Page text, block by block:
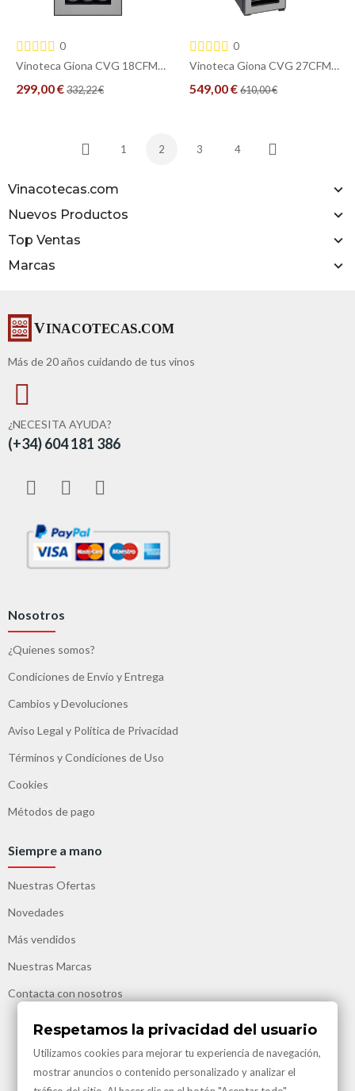
Vinacotecas.com
Nuevos Productos
Top Ventas
Marcas
0
Vinoteca Giona CVG 18CFM – 18 Botellas, Compresor, Baldas de Madera
299,00 €332,22 €
0
Vinoteca Giona CVG 27CFM 2T – 27 Botellas, Compresor, Doble Temperatura, Baldas de Madera
549,00 €610,00 €
Anterior
1 2 3 4
Siguiente
Más de 20 años cuidando de tus vinos
¿NECESITA AYUDA?
(+34) 604 181 386
Nosotros
¿Quienes somos?
Condiciones de Envío y Entrega
Cambios y Devoluciones
Aviso Legal y Política de Privacidad
Términos y Condiciones de Uso
Cookies
Métodos de pago
Siempre a mano
Nuestras Ofertas
Novedades
Más vendidos
Nuestras Marcas
Contacta con nosotros
Respetamos la privacidad del usuario
Utilizamos cookies para mejorar tu experiencia de navegación,
mostrar anuncios o contenido personalizado y analizar el